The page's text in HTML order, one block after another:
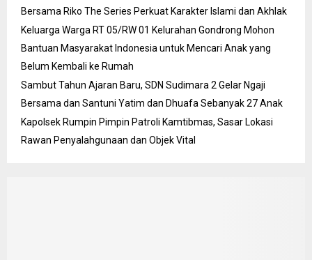
Bersama Riko The Series Perkuat Karakter Islami dan Akhlak
Keluarga Warga RT 05/RW 01 Kelurahan Gondrong Mohon
Bantuan Masyarakat Indonesia untuk Mencari Anak yang
Belum Kembali ke Rumah
Sambut Tahun Ajaran Baru, SDN Sudimara 2 Gelar Ngaji
Bersama dan Santuni Yatim dan Dhuafa Sebanyak 27 Anak
Kapolsek Rumpin Pimpin Patroli Kamtibmas, Sasar Lokasi
Rawan Penyalahgunaan dan Objek Vital